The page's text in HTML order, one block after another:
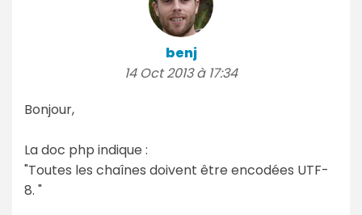
benj
14 Oct 2013 à 17:34
Bonjour,
La doc php indique :
"Toutes les chaînes doivent être encodées UTF-
8. "